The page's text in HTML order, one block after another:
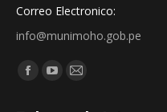
Correo Electronico:
info@munimoho.gob.pe
Encuéntranos en:
Facebook
YouTube
Mail